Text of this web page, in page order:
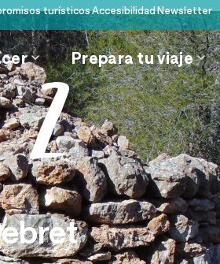
turísticosAccesibilidadNewsletter
Prepara tu viaje
2